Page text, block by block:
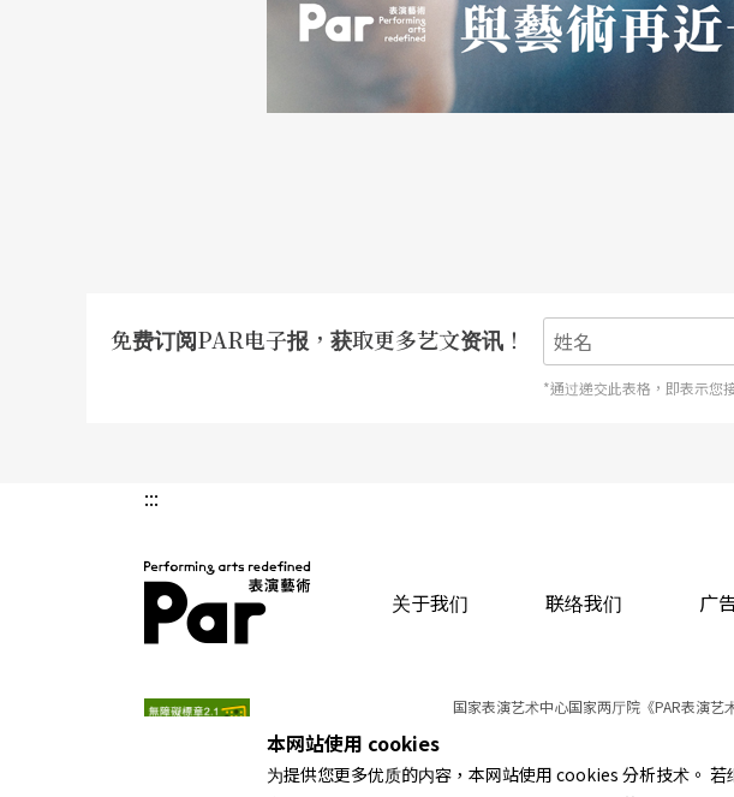
免费订阅PAR电子报，获取更多艺文资讯！
*通过递交此表格，即表示您
:::
关于我们 联络我们 广
国家表演艺术中心国家两厅院《PAR表演艺
本站所提供相关
本网站使用 cookies
为提供您更多优质的内容，本网站使用 cookies 分析技术。